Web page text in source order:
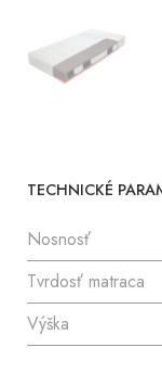
TECHNICKÉ
Nosnosť
Tvrdosť matraca
Výška